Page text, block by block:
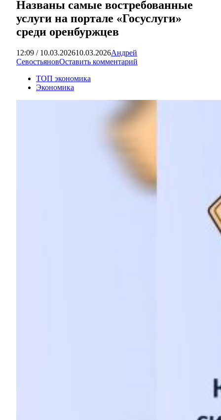
Названы самые востребованные
услуги на портале «Госуслуги»
среди оренбуржцев
12:09 / 10.03.202610.03.2026Андрей
СевостьяновОставить комментарий
ТОП экономика
Экономика